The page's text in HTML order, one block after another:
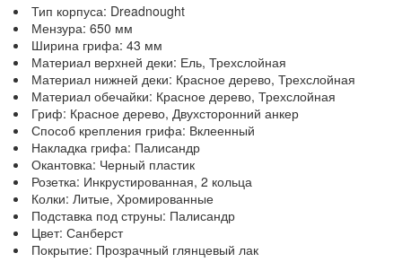
Тип корпуса: Dreadnought
Мензура: 650 мм
Ширина грифа: 43 мм
Материал верхней деки: Ель, Трехслойная
Материал нижней деки: Красное дерево, Трехслойная
Материал обечайки: Красное дерево, Трехслойная
Гриф: Красное дерево, Двухсторонний анкер
Способ крепления грифа: Вклеенный
Накладка грифа: Палисандр
Окантовка: Черный пластик
Розетка: Инкрустированная, 2 кольца
Колки: Литые, Хромированные
Подставка под струны: Палисандр
Цвет: Санберст
Покрытие: Прозрачный глянцевый лак